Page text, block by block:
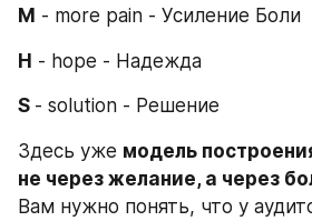
M - more pain - Усиление Боли
H - hope - Надежда
S - solution - Решение
Здесь уже модель
не через желание, а через
Вам нужно понять, что у